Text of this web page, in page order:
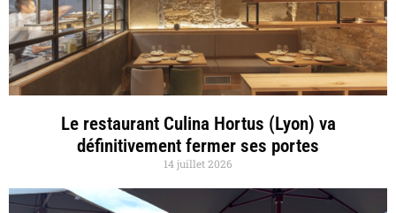
Le restaurant Culina Hortus (Lyon) va
définitivement fermer ses portes
14 juillet 2026